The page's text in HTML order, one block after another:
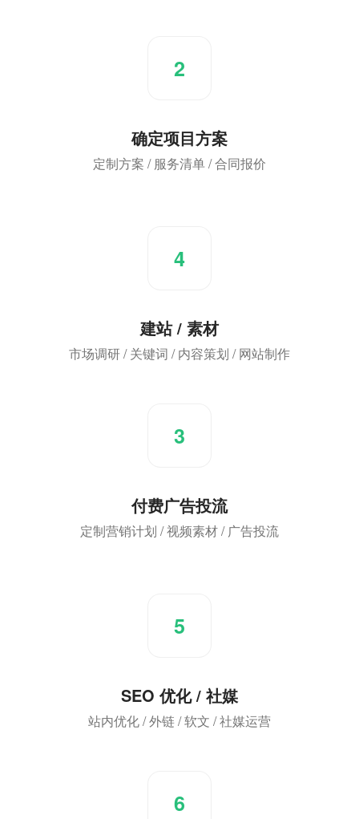
2
确定项目方案
定制方案 / 服务清单 / 合同报价
4
建站 / 素材
市场调研 / 关键词 / 内容策划 / 网站制作
3
付费广告投流
定制营销计划 / 视频素材 / 广告投流
5
SEO 优化 / 社媒
站内优化 / 外链 / 软文 / 社媒运营
6